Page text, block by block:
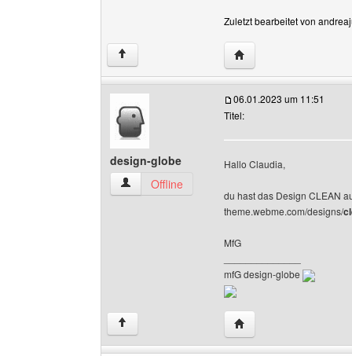
Zuletzt bearbeitet von
↑ Website dieses
design-globe
design-globe Benutzer-Profile anzeigen
Offline
06.01.2023 um 11:51
Titel:
Hallo Claudia,
du hast das Design CLEAN
theme.webme.com/designs/
MfG
mfG design-globe
↑ Website dieses